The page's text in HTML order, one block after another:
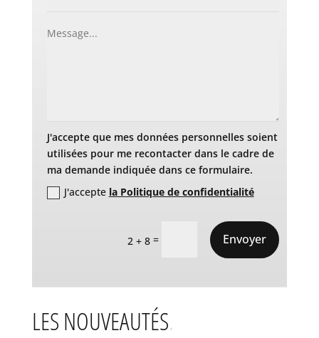
J'accepte que mes données personnelles soient
utilisées pour me recontacter dans le cadre de
ma demande indiquée dans ce formulaire.
J'accepte la Politique de confidentialité
2 + 8 = Envoyer
LES NOUVEAUTÉS